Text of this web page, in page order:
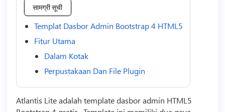
सामग्री सूची
Templat Dasbor Admin Bootstrap 4 HTML5
Fitur Utama
Dalam Kotak
Perpustakaan Dan File Plugin
Atlantis Lite adalah templatedasbor admin HTML5